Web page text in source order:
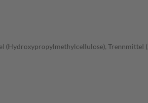
Trennmittel